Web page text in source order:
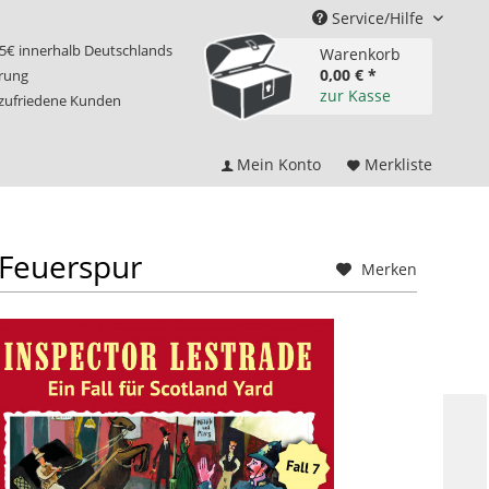
Service/Hilfe
innerhalb Deutschlands
Kunden
Warenkorb
0,00 € *
zur Kasse
Mein Konto Merkliste
Merken